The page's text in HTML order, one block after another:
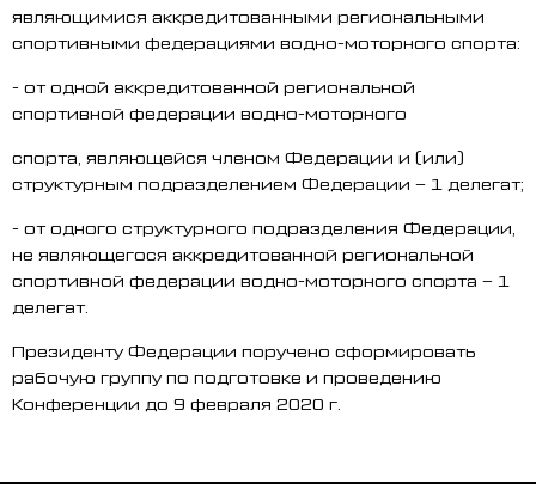
являющимися аккредитованными региональными
спортивными федерациями водно-моторного спорта:
- от одной аккредитованной региональной
спортивной федерации водно-моторного
спорта, являющейся членом Федерации и (или)
структурным подразделением Федерации – 1 делегат;
- от одного структурного подразделения Федерации,
не являющегося аккредитованной региональной
спортивной федерации водно-моторного спорта – 1
делегат.
Президенту Федерации поручено сформировать
рабочую группу по подготовке и проведению
Конференции до 9 февраля 2020 г.